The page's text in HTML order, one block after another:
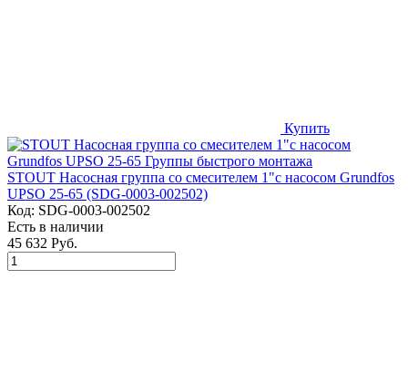
Купить
STOUT Насосная группа со смесителем 1"с насосом Grundfos
UPSO 25-65 (SDG-0003-002502)
Код: SDG-0003-002502
Есть в наличии
45 632 Руб.